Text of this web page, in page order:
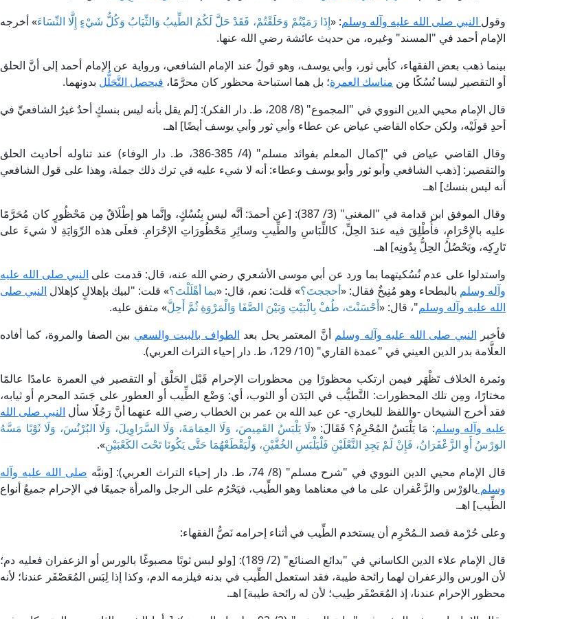
وقول النبي صلى الله عليه وآله وسلم: «إِذَا رَمَيْتُمْ وَحَلَقْتُمْ، فَقَدْ حَلَّ لَكُمُ الطِّيبُ وَالثِّيَابُ وَكُلُّ شَيْءٍ إِلَّا النِّسَاءَ» أخرجه
الإمام أحمد في "المسند" وغيره، من حديث عائشة رضي الله عنها.
بينما ذهب بعض الفقهاء، كأبي ثور، وأبي يوسف، وهو قولٌ عند الإمام الشافعي، ورواية عن الإمام أحمد إلى أنَّ الحلق
أو التقصير ليسا نُسُكًا مِن مناسك العمرة؛ بل هما استباحة محظور كان محرَّمًا، فيحصل التَّحَلُّل بدونهما.
قال الإمام محيي الدين النووي في "المجموع" (8/ 208، ط. دار الفكر): [لم يقل بأنه ليس بنسكٍ أحدٌ غيرُ الشافعيِّ في
أحدِ قولَيْه، ولكن حكاه القاضي عياض عن عطاء وأبي ثور وأبي يوسف أيضًا] اهـ.
وقال القاضي عياض في "إكمال المعلم بفوائد مسلم" (4/ 385-386، ط. دار الوفاء) عند تناوله أحاديث الحلق
والتقصير: [ذهب الشافعي وأبو ثور وأبو يوسف وعطاء: أنه لا شيء عليه في ترك ذلك جملة، وهذا على قول الشافعي
أنه ليس بنسك] اهـ.
وقال الموفق ابن قدامة في "المغني" (3/ 387): [عن أحمدَ: أنَّه ليس بِنُسُكٍ، وإنَّما هو إطْلَاقٌ مِن مَحْظُورٍ كان مُحَرَّمًا
عليه بالإِحْرَامِ، فأُطْلِقَ فيه عندَ الحِلِّ، كاللِّبَاسِ والطِّيبِ وسائِرِ مَحْظُورَاتِ الإحْرَامِ. فعلَى هذه الرِّوَايَةِ لا شيءَ على
تَارِكِه، ويَحْصُلُ الحِلُّ بِدُونِه] اهـ.
واستدلوا على عدم نُسُكيتهما بما ورد عن أبي موسى الأشعري رضي الله عنه، قال: قدمت على النبي صلى الله عليه
وآله وسلم بالبطحاء وهو مُنِيخٌ فقال: «أحججتَ؟» قلت: نعم، قال: «بما أهْلَلْتَ؟» قلت: "لبيك بإهلالٍ كإهلال النبي صلى
الله عليه وآله وسلم"، قال: «أَحْسَنْتَ، طُفْ بِالْبَيْتِ وَبَيْنَ الصَّفَا وَالْمَرْوَةِ ثُمَّ أَحِلَّ» متفق عليه.
فأخبر النبي صلى الله عليه وآله وسلم أنَّ المعتمر يحل بعد الطواف بالبيت والسعي بين الصفا والمروة، كما أفاده
العلَّامة بدر الدين العيني في "عمدة القاري" (10/ 129، ط. دار إحياء التراث العربي).
وثمرة الخلاف تَظْهَر فيمن ارتكب محظورًا مِن محظورات الإحرام قَبْل الحَلْق أو التقصير في العمرة عامدًا عالمًا
مختارًا، ومِن تلك المحظورات: التَّطيُّب في البَدَن أو الثوب، أي: وَضْع الطِّيب أو العطور على جَسَد المحرم أو ثيابه،
فقد أخرج الشيخان -واللفظ للبخاري- عن عبد الله بن عمر بن الخطاب رضي الله عنهما أنَّ رَجُلًا سأل النبي صلى الله
عليه وآله وسلم: مَا يَلْبَسُ المُحْرِمُ؟ فَقَالَ: «لَا يَلْبَسُ القَمِيصَ، وَلَا العِمَامَةَ، وَلَا السَّرَاوِيلَ، وَلَا البُرْنُسَ، وَلَا ثَوْبًا مَسَّهُ
الوَرْسُ أَوِ الزَّعْفَرَانُ، فَإِنْ لَمْ يَجِدِ النَّعْلَيْنِ فَلْيَلْبَسِ الخُفَّيْنِ، وَلْيَقْطَعْهُمَا حَتَّى يَكُونَا تَحْتَ الكَعْبَيْنِ».
قال الإمام محيي الدين النووي في "شرح مسلم" (8/ 74، ط. دار إحياء التراث العربي): [ونبَّه
صلى الله عليه وآله
وسلم بالوَرْس والزَّعْفران على ما في معناهما وهو الطِّيب، فيَحْرُم على الرجل والمرأة جميعًا في الإحرام جميعُ أنواع
الطِّيب] اهـ.
وعلى حُرْمة قصد الـمُحْرِم أن يستخدم الطِّيب في أثناء إحرامه نَصُّ الفقهاء:
قال الإمام علاء الدين الكاساني في "بدائع الصنائع" (2/ 189): [ولو لبس ثوبًا مصبوغًا بالورس أو الزعفران فعليه دم؛
لأن الورس والزعفران لهما رائحة طيبة، فقد استعمل الطِّيب في بدنه فيلزمه الدم، وكذا إذا لِبَس المُعَصْفَر عندنا؛ لأنه
محظور الإحرام عندنا، إذ المُعَصْفَر طِيب؛ لأن له رائحة طيبة] اهـ.